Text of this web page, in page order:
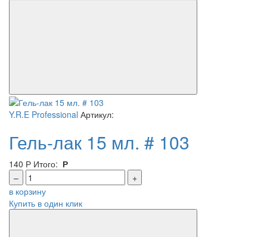
Y.R.E Professional Артикул:
Гель-лак 15 мл. # 103
140 Р Итого: Р
–
+
в корзину
Купить в один клик